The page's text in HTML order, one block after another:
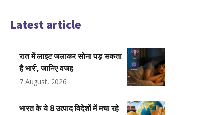
Latest article
रात में लाइट जलाकर सोना पड़ सकता
है भारी, जानिए वजह
7 August, 2026
भारत के ये 8 उत्पाद विदेशों में मचा रहे